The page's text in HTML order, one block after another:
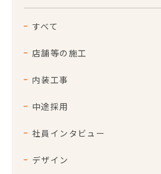
すべて
店舗等の施工
内装工事
中途採用
社員インタビュー
デザイン